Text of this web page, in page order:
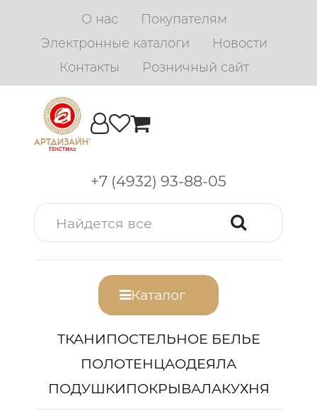
О нас
Покупателям
Электронные каталоги
Новости
Контакты
Розничный сайт
+7 (4932) 93-88-05
Каталог
ТКАНИПОСТЕЛЬНОЕ БЕЛЬЕ
ПОЛОТЕНЦАОДЕЯЛА
ПОДУШКИПОКРЫВАЛАКУХНЯ